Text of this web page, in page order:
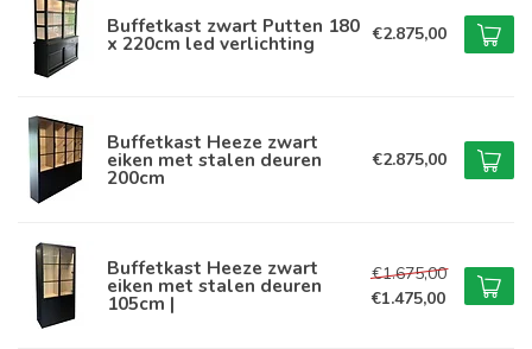
Buffetkast zwart Putten 180
x 220cm led verlichting €2.875,00
Buffetkast Heeze zwart
eiken met stalen deuren
200cm
€2.875,00
Buffetkast Heeze zwart
eiken met stalen deuren
105cm |
€1.675,00
€1.475,00